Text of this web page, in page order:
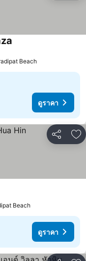
Beach
ดูราคา
แชร์ เ
Beach
ดูราคา